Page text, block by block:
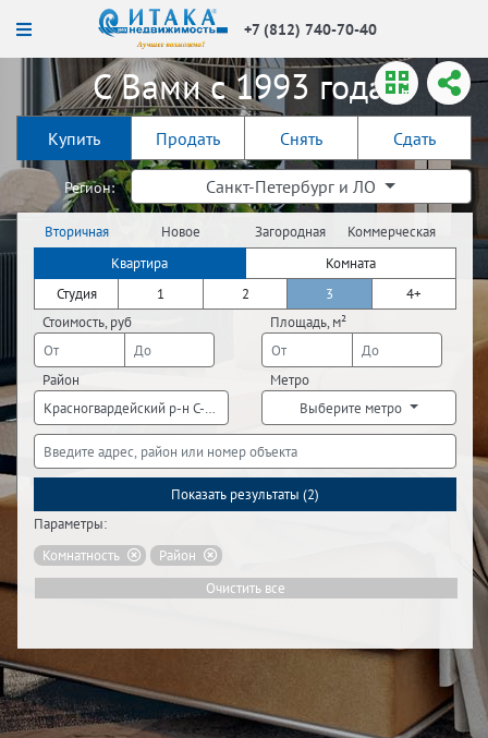
+7 (812) 740-70-40
С Вами с 1993 года!
Купить Продать Снять Сдать
Регион: Санкт-Петербург и ЛО
Вторичная
недвижимость
Новое
строительство
Загородная
недвижимость
Коммерческая
недвижимость
Квартира
Комната
Студия
1 2 3
4+
Стоимость, руб
Площадь, м²
Район
Красногвардейский р-н С-Пб
Метро
Выберите метро
Показать результаты (2)
Параметры:
Комнатность
Район
Очистить все